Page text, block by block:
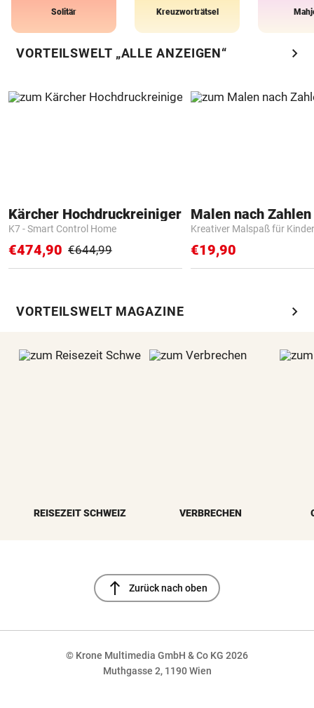
Solitär Kreuzworträtsel
VORTEILSWELT „ALLE ANZEIGEN“ chevron_right
Kärcher Hochdruckreiniger
K7 - Smart Control Home
€474,90 €644,99
Kreativer Malspaß für Kinder
€19,90
VORTEILSWELT MAGAZINE chevron_right
REISEZEIT SCHWEIZ VERBRECHEN
north Zurück nach oben
© Krone Multimedia GmbH & Co KG 2026
Muthgasse 2, 1190 Wien